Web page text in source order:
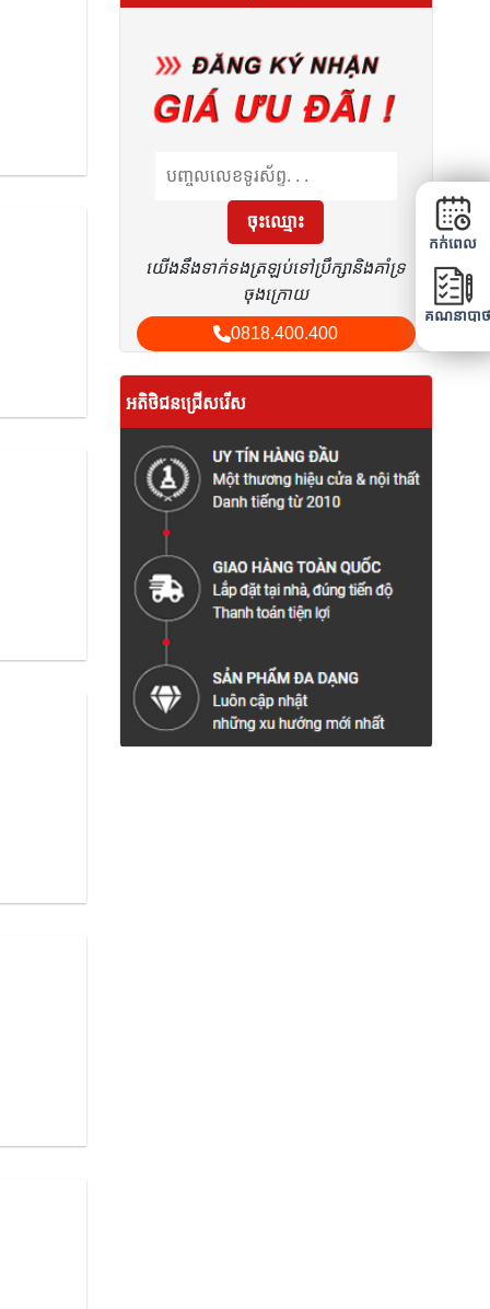
កក់ពេល
គណនាបាថ
ទ្វារផ្លាស្ទិចតៃវ៉ាន់
ទ្វារផ្លាស្ទិចផ្សំ
ទ្វារប្លាស្ទិកកូរ៉េ ABS
ចុះឈ្មោះ
យើងនឹងទាក់ទងត្រឡប់ទៅប្រឹក្សានិងគាំទ្រ
ចុងក្រោយ
0818.400.400
អតិថិជនជ្រើសរើស